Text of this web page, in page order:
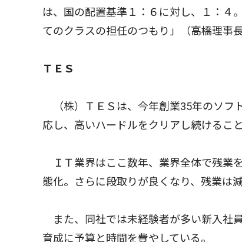
は、国の配置基準１：６に対し、１：４
てのクラスの担任のつもり」（高橋理事
ＴＥＳ
（株）ＴＥＳは、今年創業35年のソフ
応し、高いハードルをクリアし続けるこ
ＩＴ業界はここ数年、業界全体で残業
態化。さらに段取りが良くなり、残業は
また、同社では未経験者が多い新入社
育成に予算と時間を費やしている。